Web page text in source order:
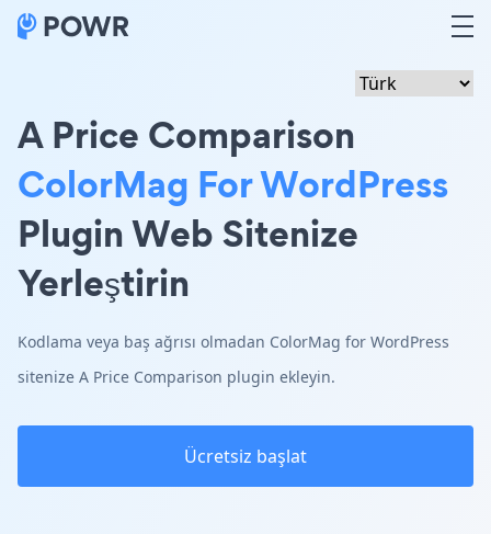
A Price Comparison
ColorMag For WordPress
Plugin Web Sitenize
Yerleştirin
Kodlama veya baş ağrısı olmadan ColorMag for WordPress
sitenize A Price Comparison plugin ekleyin.
Ücretsiz başlat